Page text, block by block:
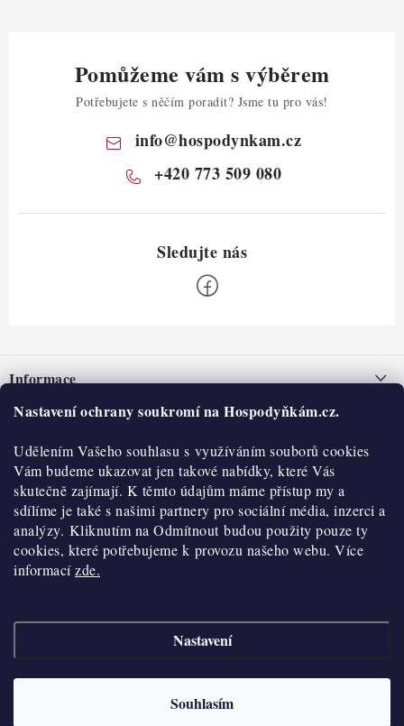
Nastavení ochrany soukromí na Hospodyňkám.cz.
Udělením Vašeho souhlasu s využíváním souborů cookies
Vám budeme ukazovat jen takové nabídky, které Vás
skutečně zajímají. K těmto údajům máme přístup my a
sdílíme je také s našimi partnery pro sociální média, inzerci a
analýzy. Kliknutím na Odmítnout budou použity pouze ty
cookies, které potřebujeme k provozu našeho webu. Více
informacízde.
Nastavení
Souhlasím
Pomůžeme vám s výběrem
Potřebujete s něčím poradit? Jsme tu pro vás!
info@hospodynkam.cz
+420 773 509 080
pInformace
Nepřevzetí zásilky na dobírku
Obchodní podmínky
Hodnocení obchodu
Blog
Moje objednávka
O nás
Historie
Kontakty
O nákupu
Reklamace a vratky
Výdejní místa
Velkoobchod
Vytvořil Shoptet
cookies